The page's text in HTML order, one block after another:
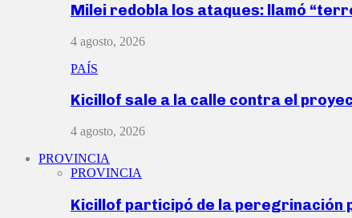
Milei redobla los ataques: llamó
4 agosto, 2026
PAÍS
Kicillof sale a la calle contra el
4 agosto, 2026
PROVINCIA
PROVINCIA
Kicillof participó de la peregrinación